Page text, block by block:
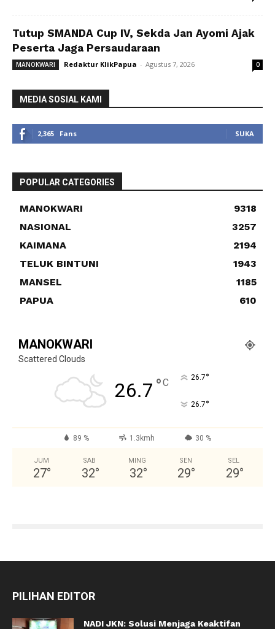
Tutup SMANDA Cup IV, Sekda Jan Ayomi Ajak
Peserta Jaga Persaudaraan
MANOKWARI Redaktur KlikPapua - Agustus 7, 2026 0
MEDIA SOSIAL KAMI
2,365 Fans SUKA
POPULAR CATEGORIES
MANOKWARI
9318
NASIONAL
3257
KAIMANA
2194
TELUK BINTUNI
1943
MANSEL
1185
PAPUA
610
MANOKWARI
Scattered Clouds
26.7 °C 26.7°
26.7°
89 % 1.3kmh 30 %
JUM
27°
SAB
32°
MING
32°
SEN
29°
SEL
29°
PILIHAN EDITOR
NADI JKN: Solusi Menjaga Keaktifan